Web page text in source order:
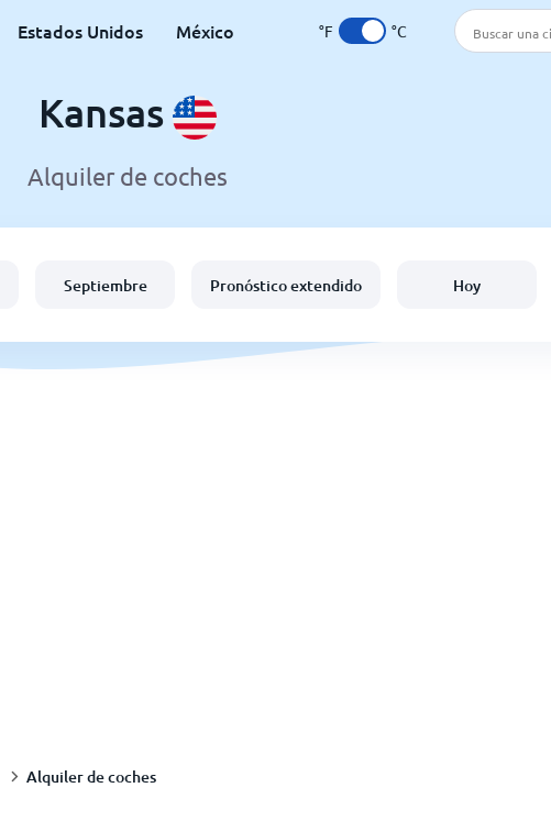
Estados Unidos México °F °C
Kansas
Alquiler de coches
Septiembre Pronóstico extendido Hoy
Alquiler de coches